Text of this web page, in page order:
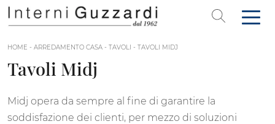
HOME - ARREDAMENTO CASA - TAVOLI - TAVOLI MIDJ
Tavoli Midj
Midj opera da sempre al fine di garantire la
soddisfazione dei clienti, per mezzo di soluzioni